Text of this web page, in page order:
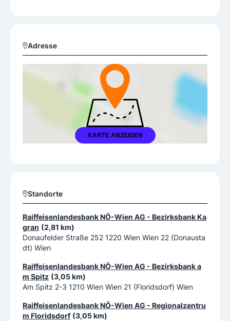
Adresse
KARTE ANZEIGEN
Standorte
Raiffeisenlandesbank NÖ-Wien AG - Bezirksbank Ka
gran (2,81 km)
Donaufelder Straße 252 1220 Wien Wien 22 (Donausta
dt) Wien
Raiffeisenlandesbank NÖ-Wien AG - Bezirksbank a
m Spitz (3,05 km)
Am Spitz 2-3 1210 Wien Wien 21 (Floridsdorf) Wien
Raiffeisenlandesbank NÖ-Wien AG - Regionalzentru
m Floridsdorf (3,05 km)